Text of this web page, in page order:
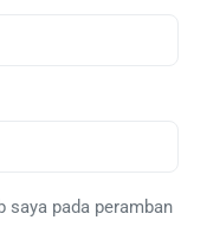
saya pada peramban